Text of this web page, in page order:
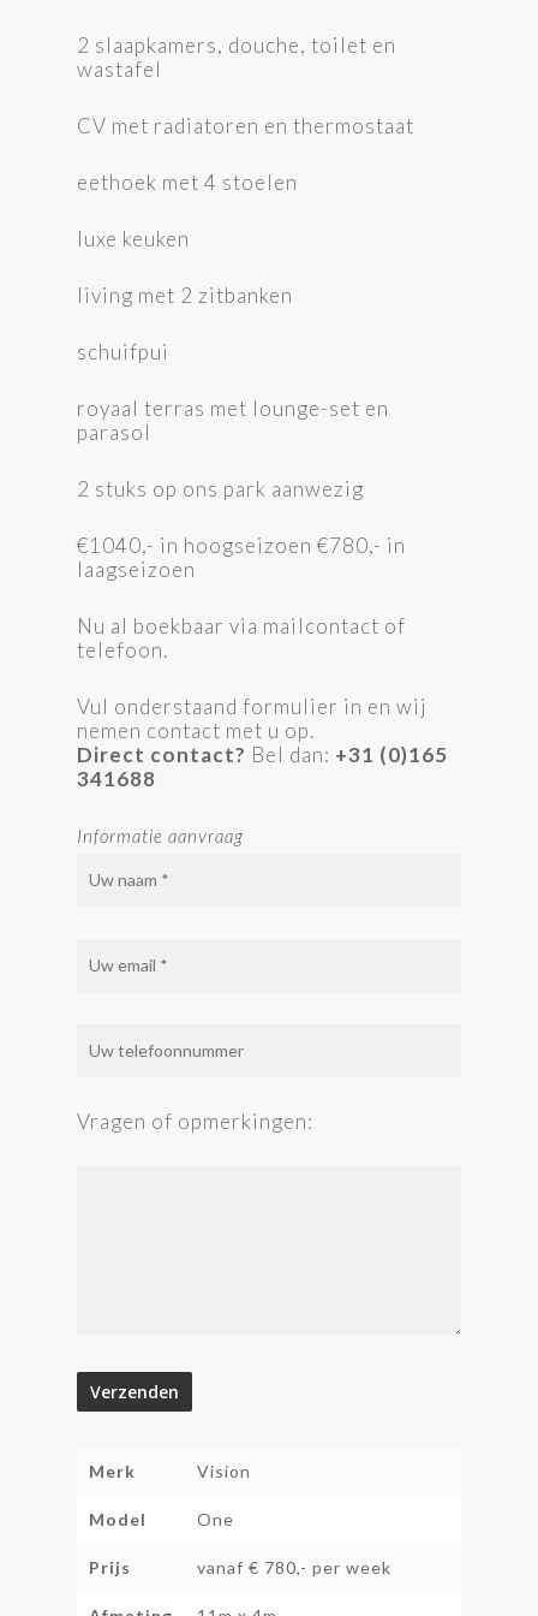
2 slaapkamers, douche, toilet en
wastafel
CV met radiatoren en thermostaat
eethoek met 4 stoelen
luxe keuken
living met 2 zitbanken
schuifpui
royaal terras met lounge-set en
parasol
2 stuks op ons park aanwezig
€1040,- in hoogseizoen €780,- in
laagseizoen
Nu al boekbaar via mailcontact of
telefoon.
Vul onderstaand formulier in en wij
nemen contact met u op.
Direct contact? Bel dan: +31 (0)165
341688
Informatie aanvraag
Vragen of opmerkingen:
Merk Vision
Model One
Prijs vanaf € 780,- per week